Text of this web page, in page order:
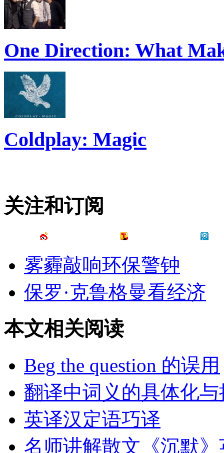
One Direction: What
Coldplay: Magic
关注和订阅
雾霾敲响环保警钟
保罗·克鲁格曼看经济
本文相关阅读
Beg the question 的误用
翻译中词义的具体化
英译汉定语巧译
名师讲解散文《沉默》